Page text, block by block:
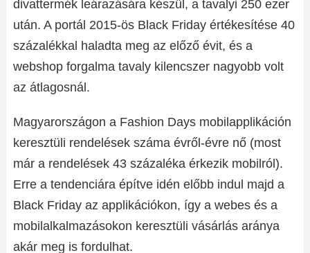
divattermék leárazására készül, a tavalyi 250 ezer
után. A portál 2015-ös Black Friday értékesítése 40
százalékkal haladta meg az előző évit, és a
webshop forgalma tavaly kilencszer nagyobb volt
az átlagosnál.
Magyarországon a Fashion Days mobilapplikáción
keresztüli rendelések száma évről-évre nő (most
már a rendelések 43 százaléka érkezik mobilról).
Erre a tendenciára építve idén előbb indul majd a
Black Friday az applikációkon, így a webes és a
mobilalkalmazásokon keresztüli vásárlás aránya
akár meg is fordulhat.